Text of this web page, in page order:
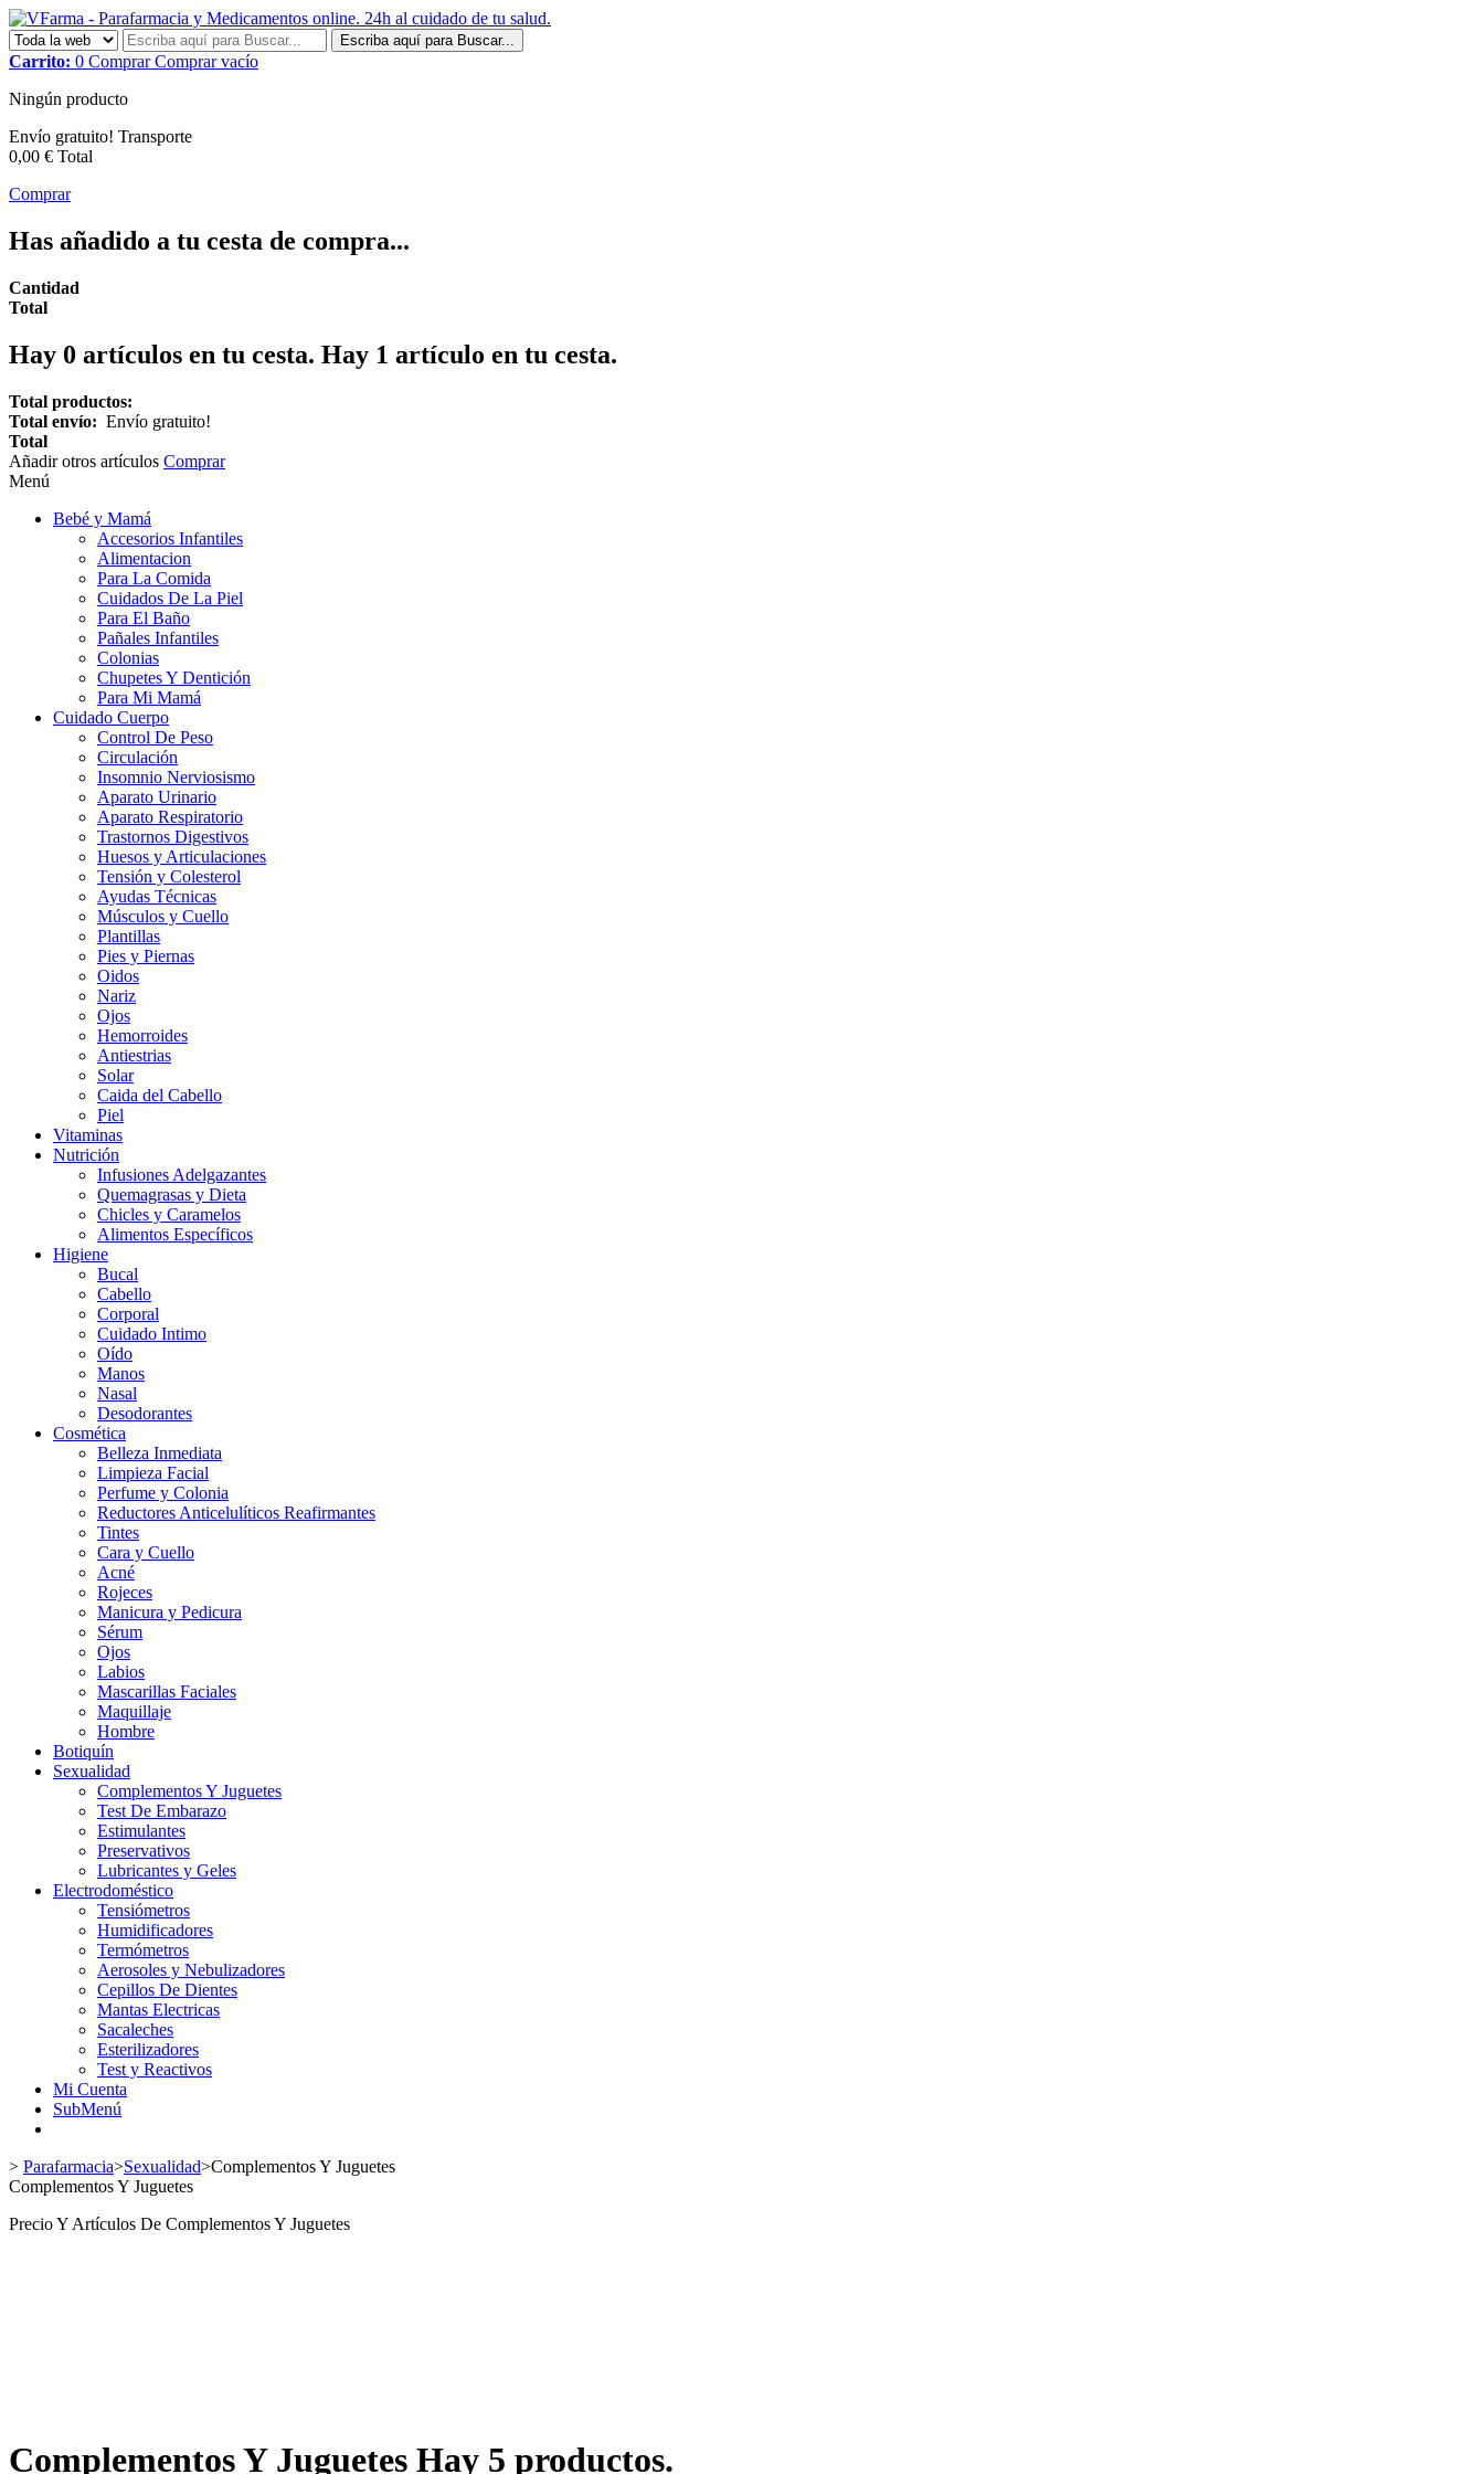
Escriba aquí para Buscar...
Carrito: 0 Comprar Comprar vacío
Ningún producto
Envío gratuito! Transporte
0,00 € Total
Comprar
Has añadido a tu cesta de compra...
Cantidad
Total
Hay 0 artículos en tu cesta. Hay 1 artículo en tu cesta.
Total productos:
Total envío: Envío gratuito!
Total
Añadir otros artículos Comprar
Menú
Bebé y Mamá
Accesorios Infantiles
Alimentacion
Para La Comida
Cuidados De La Piel
Para El Baño
Pañales Infantiles
Colonias
Chupetes Y Dentición
Para Mi Mamá
Cuidado Cuerpo
Control De Peso
Circulación
Insomnio Nerviosismo
Aparato Urinario
Aparato Respiratorio
Trastornos Digestivos
Huesos y Articulaciones
Tensión y Colesterol
Ayudas Técnicas
Músculos y Cuello
Plantillas
Pies y Piernas
Oidos
Nariz
Ojos
Hemorroides
Antiestrias
Solar
Caida del Cabello
Piel
Vitaminas
Nutrición
Infusiones Adelgazantes
Quemagrasas y Dieta
Chicles y Caramelos
Alimentos Específicos
Higiene
Bucal
Cabello
Corporal
Cuidado Intimo
Oído
Manos
Nasal
Desodorantes
Cosmética
Belleza Inmediata
Limpieza Facial
Perfume y Colonia
Reductores Anticelulíticos Reafirmantes
Tintes
Cara y Cuello
Acné
Rojeces
Manicura y Pedicura
Sérum
Ojos
Labios
Mascarillas Faciales
Maquillaje
Hombre
Botiquín
Sexualidad
Complementos Y Juguetes
Test De Embarazo
Estimulantes
Preservativos
Lubricantes y Geles
Electrodoméstico
Tensiómetros
Humidificadores
Termómetros
Aerosoles y Nebulizadores
Cepillos De Dientes
Mantas Electricas
Sacaleches
Esterilizadores
Test y Reactivos
Mi Cuenta
SubMenú
> Parafarmacia>Sexualidad>Complementos Y Juguetes
Complementos Y Juguetes
Precio Y Artículos De Complementos Y Juguetes
Complementos Y Juguetes Hay 5 productos.